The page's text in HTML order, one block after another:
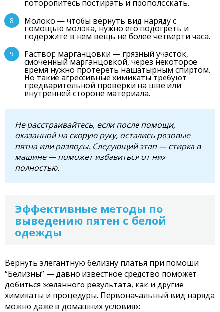
поторопитесь постирать и прополоскать.
Молоко — чтобы вернуть вид наряду с
помощью молока, нужно его подогреть и
подержите в нем вещь не более четверти часа.
Раствор марганцовки — грязный участок,
смоченный марганцовкой, через некоторое
время нужно протереть нашатырным спиртом.
Но такие агрессивные химикаты требуют
предварительной проверки на шве или
внутренней стороне материала.
Не расстраивайтесь, если после помощи,
оказанной на скорую руку, остались розовые
пятна или разводы. Следующий этап — стирка в
машине — поможет избавиться от них
полностью.
Эффективные методы по
выведению пятен с белой
одежды
Вернуть элегантную белизну платья при помощи
“Белизны” — давно известное средство поможет
добиться желанного результата, как и другие
химикаты и процедуры. Первоначальный вид наряда
можно даже в домашних условиях: